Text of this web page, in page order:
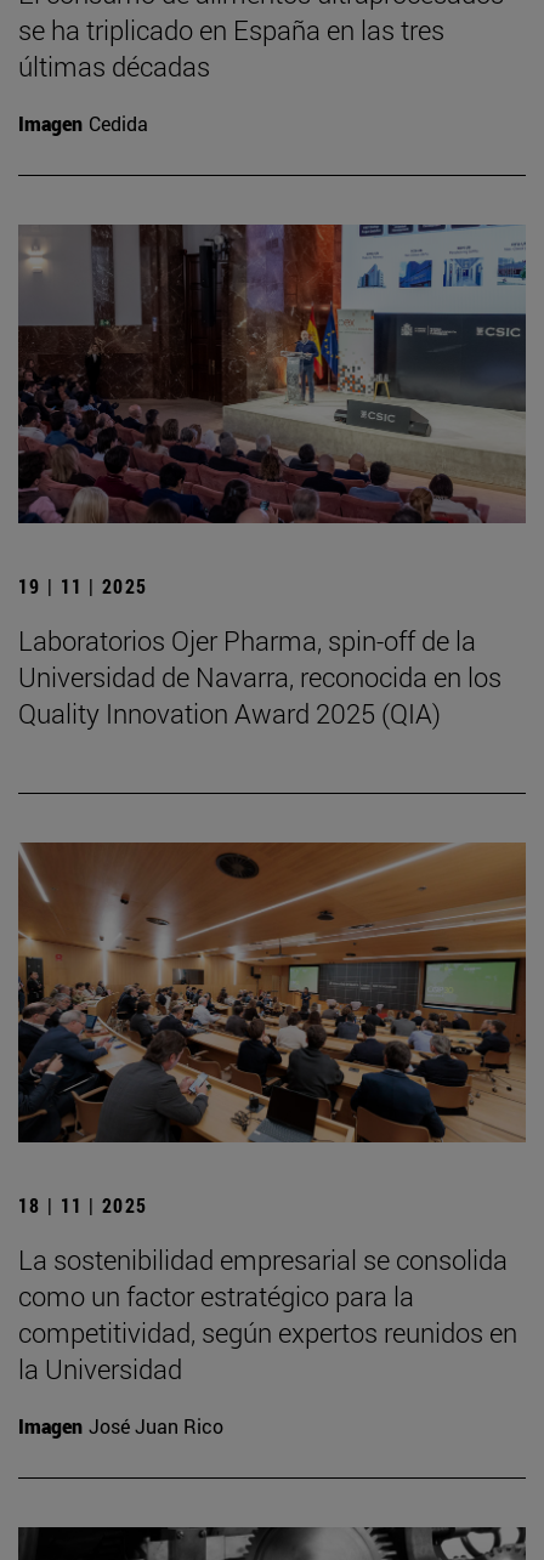
se ha triplicado en España en las tres
últimas décadas
Imagen Cedida
19 | 11 | 2025
Laboratorios Ojer Pharma, spin-off de la
Universidad de Navarra, reconocida en los
Quality Innovation Award 2025 (QIA)
18 | 11 | 2025
La sostenibilidad empresarial se consolida
como un factor estratégico para la
competitividad, según expertos reunidos en
la Universidad
Imagen José Juan Rico